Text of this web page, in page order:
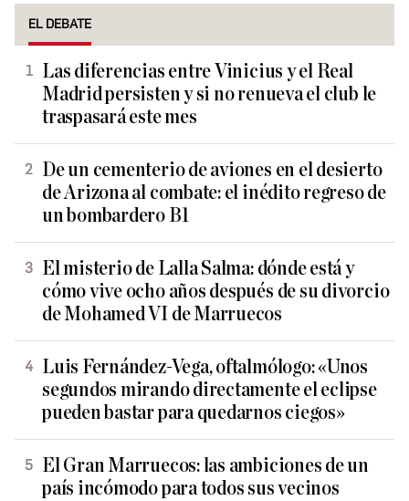
EL DEBATE
Las diferencias entre Vinicius y el Real
Madrid persisten y si no renueva el club le
traspasará este mes
De un cementerio de aviones en el desierto
de Arizona al combate: el inédito regreso de
un bombardero B1
El misterio de Lalla Salma: dónde está y
cómo vive ocho años después de su divorcio
de Mohamed VI de Marruecos
Luis Fernández-Vega, oftalmólogo: «Unos
segundos mirando directamente el eclipse
pueden bastar para quedarnos ciegos»
El Gran Marruecos: las ambiciones de un
país incómodo para todos sus vecinos